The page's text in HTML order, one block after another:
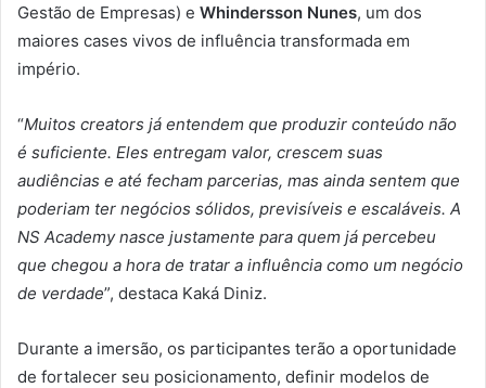
Gestão de Empresas) e Whindersson Nunes, um dos
maiores cases vivos de influência transformada em
império.
“Muitos creators já entendem que produzir conteúdo não
é suficiente. Eles entregam valor, crescem suas
audiências e até fecham parcerias, mas ainda sentem que
poderiam ter negócios sólidos, previsíveis e escaláveis. A
NS Academy nasce justamente para quem já percebeu
que chegou a hora de tratar a influência como um negócio
de verdade”, destaca Kaká Diniz.
Durante a imersão, os participantes terão a oportunidade
de fortalecer seu posicionamento, definir modelos de